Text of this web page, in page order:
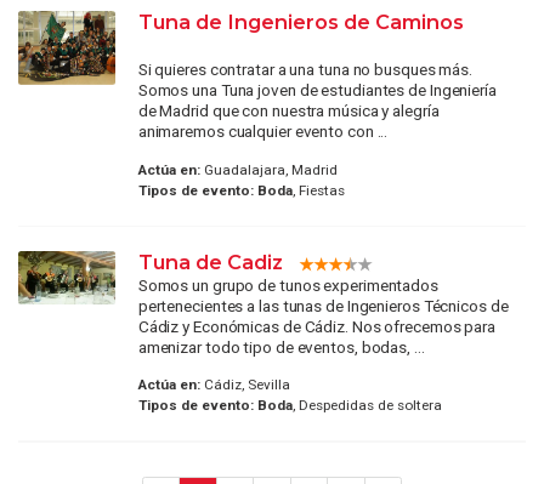
Tuna de Ingenieros de Caminos
Si quieres contratar a una tuna no busques más.
Somos una Tuna joven de estudiantes de Ingeniería
de Madrid que con nuestra música y alegría
animaremos cualquier evento con ...
Actúa en:Guadalajara, Madrid
Tipos de evento: Boda, Fiestas
Tuna de Cadiz
Somos un grupo de tunos experimentados
pertenecientes a las tunas de Ingenieros Técnicos de
Cádiz y Económicas de Cádiz. Nos ofrecemos para
amenizar todo tipo de eventos, bodas, ...
Actúa en:Cádiz, Sevilla
Tipos de evento: Boda, Despedidas de soltera